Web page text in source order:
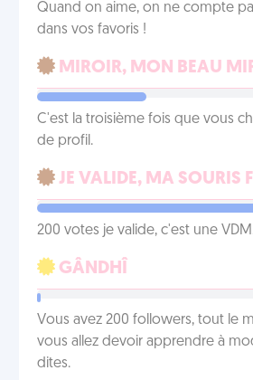
Quand on aime, on ne compte
dans vos favoris !
MIROIR, MON BEAU
C'est la troisième fois que vous
de profil.
JE VALIDE, MA SOURIS
200 votes je valide, c'est une
GÂNDHÎ
Vous avez 200 followers, tout le
vous allez devoir apprendre à
dites.